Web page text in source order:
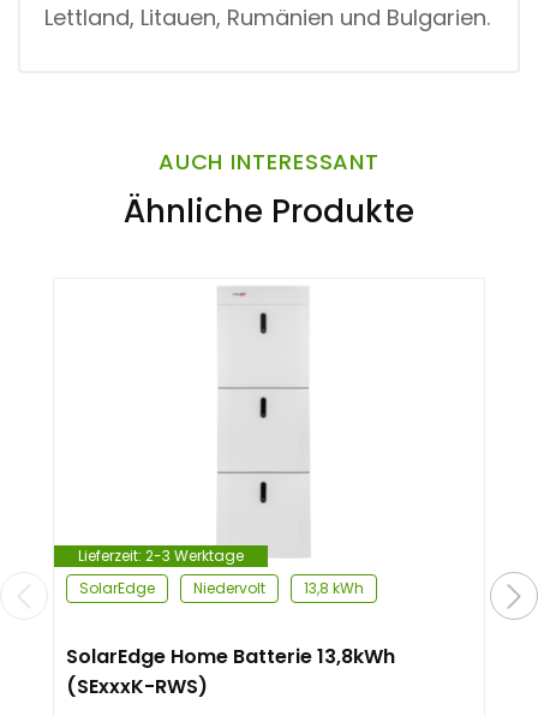
Lettland, Litauen, Rumänien und Bulgarien.
AUCH INTERESSANT
Ähnliche Produkte
Lieferzeit: 2-3 Werktage
SolarEdge
Niedervolt 13,8 kWh
SolarEdge Home Batterie 13,8kWh
(SExxxK-RWS)